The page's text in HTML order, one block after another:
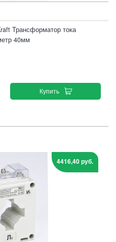
Трансформатор тока
40мм
Купить
4416,40 руб.